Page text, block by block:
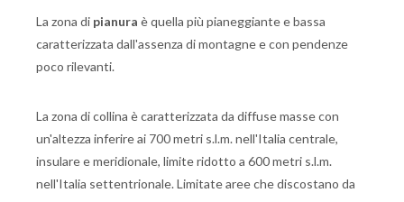
La zona di pianura è quella più pianeggiante e bassa
caratterizzata dall'assenza di montagne e con pendenze
poco rilevanti.
La zona di collina è caratterizzata da diffuse masse con
un'altezza inferire ai 700 metri s.l.m. nell'Italia centrale,
insulare e meridionale, limite ridotto a 600 metri s.l.m.
nell'Italia settentrionale. Limitate aree che discostano da